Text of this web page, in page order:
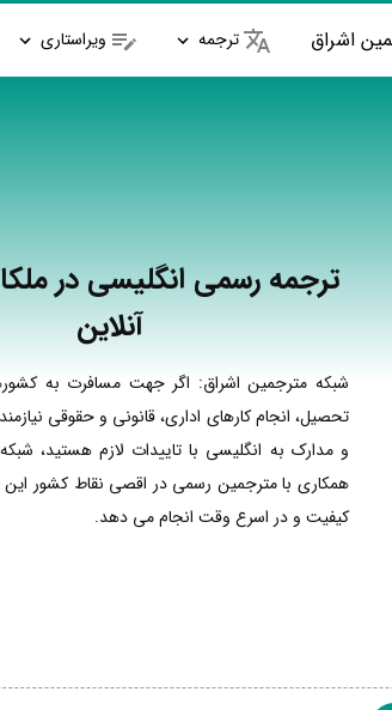
اشراق ترجمه ویراستاری
ترجمه رسمی انگلیسی در
آنلاین
شبکه مترجمین اشراق: اگر جهت مسافرت به
تحصیل، انجام کارهای اداری، قانونی و حقوقی
و مدارک به انگلیسی با تاییدات لازم هستید،
همکاری با مترجمین رسمی در اقصی نقاط کشور این
کیفیت و در اسرع وقت انجام می دهد.